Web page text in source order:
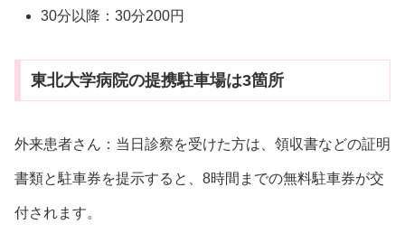
30分以降：30分200円
東北大学病院の提携駐車場は3箇所
外来患者さん：当日診察を受けた方は、領収書などの証明
書類と駐車券を提示すると、8時間までの無料駐車券が交
付されます。